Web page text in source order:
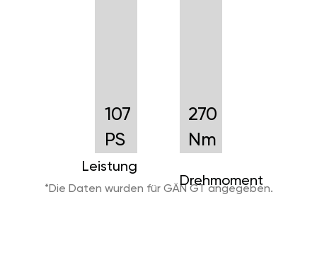
107
PS
Leistung
270
Nm
Drehmoment
*Die Daten wurden für GÄN GT angegeben.